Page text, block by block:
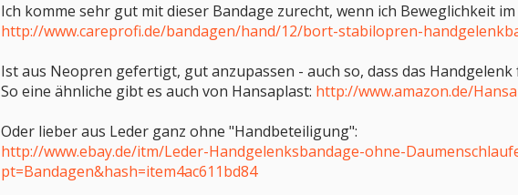
Ich komme sehr gut mit dieser Bandage zurecht, wenn ich Beweglichkeit
http://www.careprofi.de/bandagen/hand/12/bort-stabilopren-
Ist aus Neopren gefertigt, gut anzupassen - auch so, dass das
So eine ähnliche gibt es auch von Hansaplast: http://www.amazon.de/
Oder lieber aus Leder ganz ohne "Handbeteiligung":
http://www.ebay.de/itm/Leder-Handgelenksbandage-ohne-
pt=Bandagen&hash=item4ac611bd84